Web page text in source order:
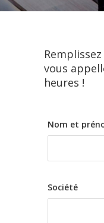
vous
heures !
Nom et
Société